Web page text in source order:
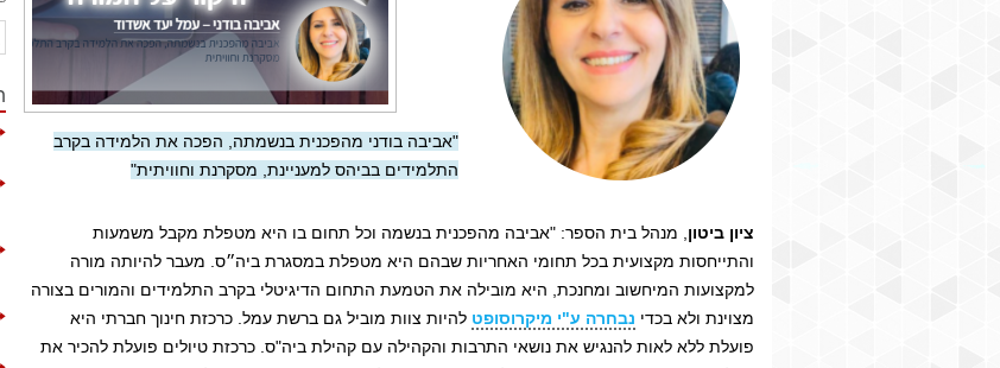
"אביבה בודני מהפכנית בנשמתה, הפכה את הלמידה בקרב
התלמידים בביהס למעניינת, מסקרנת וחוויתית"
ציון ביטון , מנהל בית הספר: "אביבה מהפכנית בנשמה וכל תחום בו היא מטפלת מקבל משמעות
והתייחסות מקצועית בכל תחומי האחריות שבהם היא מטפלת במסגרת ביה״ס. מעבר להיותה מורה
למקצועות המיחשוב ומחנכת, היא מובילה את הטמעת התחום הדיגיטלי בקרב התלמידים והמורים בצורה
מצוינת ולא בכדי נבחרה ע"י מיקרוסופט להיות צוות מוביל גם ברשת עמל. כרכזת חינוך חברתי היא
פועלת ללא לאות להנגיש את נושאי התרבות והקהילה עם קהילת ביה"ס. כרכזת טיולים פועלת להכיר את